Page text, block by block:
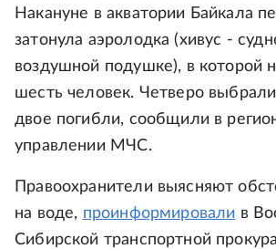
Накануне в акватории Байкала
затонула аэролодка (хивус -
воздушной подушке), в которой
шесть человек. Четверо
двое погибли, сообщили в
управлении МЧС.
Правоохранители выясняют
на воде, проинформировали в
Сибирской транспортной